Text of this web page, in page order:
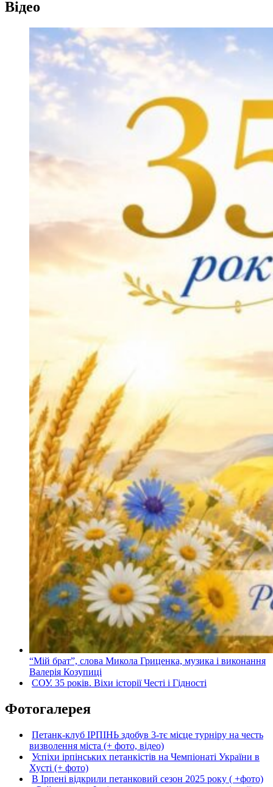
Відео
“Мій брат”, слова Микола Гриценка, музика і виконання
Валерія Козупиці
СОУ. 35 років. Віхи історії Честі і Гідності
Фотогалерея
Петанк-клуб ІРПІНЬ здобув 3-тє місце турніру на честь
визволення міста (+ фото, відео)
Успіхи ірпінських петанкістів на Чемпіонаті України в
Хусті (+ фото)
В Ірпені відкрили петанковий сезон 2025 року ( +фото)